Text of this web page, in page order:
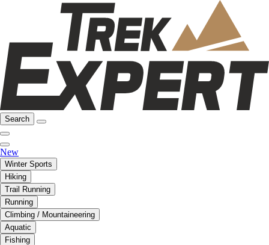
Search
New
Winter Sports
Hiking
Trail Running
Running
Climbing / Mountaineering
Aquatic
Fishing